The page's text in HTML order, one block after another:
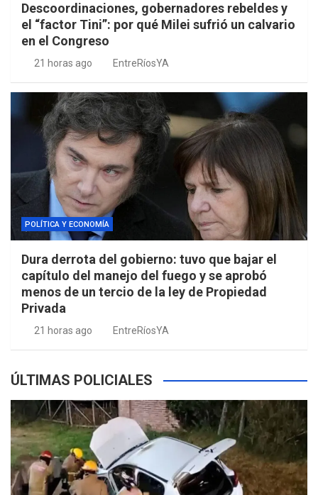
Descoordinaciones, gobernadores rebeldes y
el “factor Tini”: por qué Milei sufrió un calvario
en el Congreso
21 horas ago EntreRíosYA
POLÍTICA Y ECONOMÍA
Dura derrota del gobierno: tuvo que bajar el
capítulo del manejo del fuego y se aprobó
menos de un tercio de la ley de Propiedad
Privada
21 horas ago EntreRíosYA
ÚLTIMAS POLICIALES